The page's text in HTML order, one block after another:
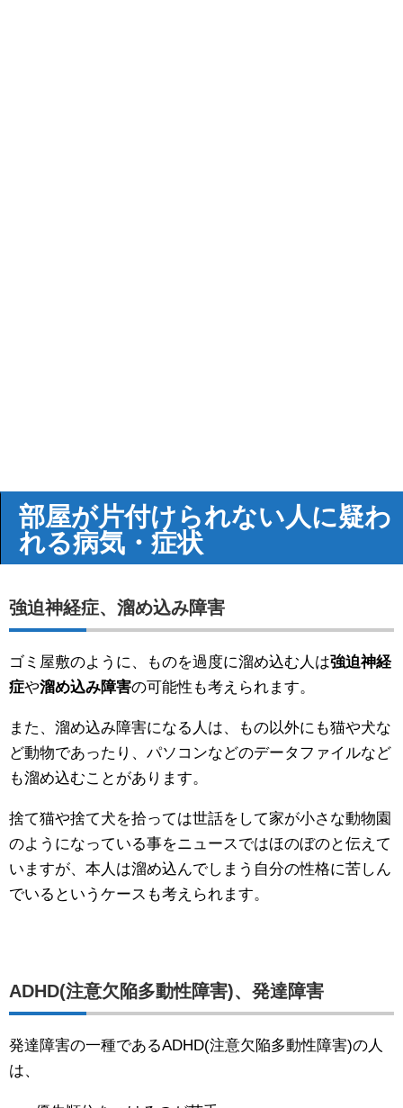
部屋が片付けられない人に疑わ
れる病気・症状
強迫神経症、 溜め込み障害
ゴミ屋敷のように、ものを過度に溜め込む人は強迫神経
症や溜め込み障害の可能性も考えられます。
また、溜め込み障害になる人は、もの以外にも猫や犬な
ど動物であったり、パソコンなどのデータファイルなど
も溜め込むことがあります。
捨て猫や捨て犬を拾っては世話をして家が小さな動物園
のようになっている事をニュースではほのぼのと伝えて
いますが、本人は溜め込んでしまう自分の性格に苦しん
でいるというケースも考えられます。
ADHD(注意欠陥多動性障害)、発達障害
発達障害の一種であるADHD(注意欠陥多動性障害)の人
は、